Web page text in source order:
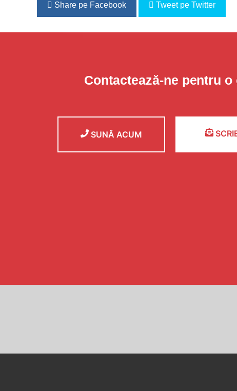
Share pe Facebook Tweet pe Twitter
Contactează-ne pentru
SUNĂ ACUM